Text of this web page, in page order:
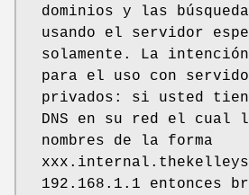
dominios y las
usando el servidor
solamente. La
para el uso con
privados: si usted
DNS en su red el cual
nombres de la forma
192.168.1.1 entonces